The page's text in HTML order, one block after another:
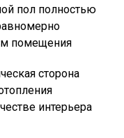
пол полностью
помещения
сторона
интерьера